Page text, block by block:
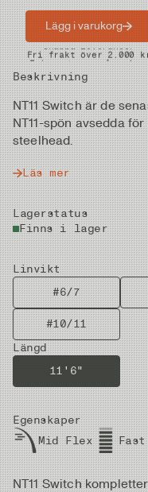
Pris
Artikelnummer
Beskrivning
NT11 Switch är de
NT11-spön avsedda
steelhead.
Läs mer
Lagerstatus
Finns i lager
Linvikt
#6/7
#10/11
Längd
11'6"
Egenskaper
Mid Flex
Fast
Lägg i varukorg
Snabba leveranser
Fri frakt över 2.000
Fria returer på vadare
NT11 Switch